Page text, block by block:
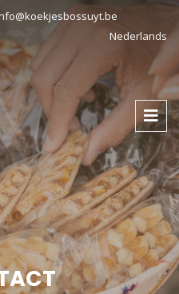
Nederlands